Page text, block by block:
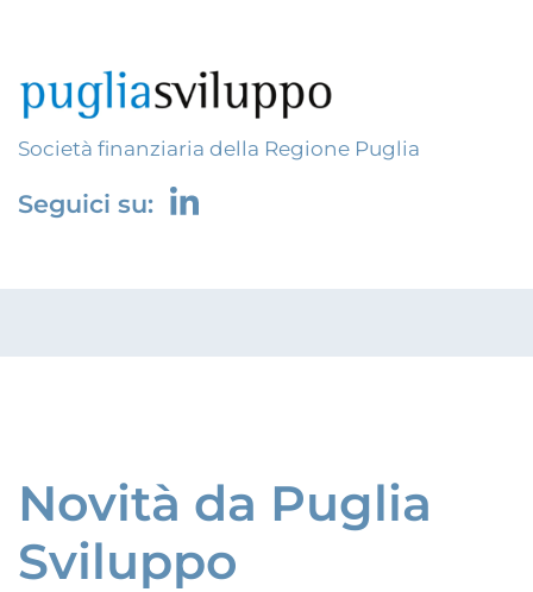
Società finanziaria della Regione Puglia
Seguici su:
Novità da Puglia
Sviluppo